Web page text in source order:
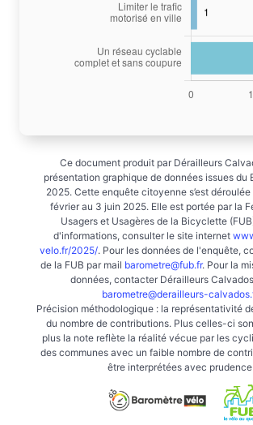
Ce document produit par Dérailleurs
présentation graphique de données issues du
2025. Cette enquête citoyenne s’est
février au 3 juin 2025. Elle est portée par la
Usagers et Usagères de la Bicyclette
d'informations, consulter le site internet
velo.fr/2025/. Pour les données de l'enquête,
de la FUB par mail barometre@fub.fr. Pour la
données, contacter Dérailleurs
barometre@derailleurs-
Précision méthodologique : la représentativité
du nombre de contributions. Plus celles-ci
plus la note reflète la réalité vécue par les
des communes avec un faible nombre de
être interprétées avec prudence.